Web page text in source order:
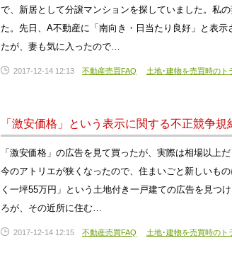
で、新居として分譲マンションを探していました。私
た。先日、A不動産に「南向き・日当たり良好」と表
たが、妻も気に入ったので…
2017-12-14 12:13 不動産売買FAQ 土地･建物を売買時のト
「激安価格」という表示に関する不正競争規
「激安価格」の広告を見て買ったが、実際は相場以上
今のアトリエが狭くなったので、住まいごと新しいも
く一坪55万円」という土地付き一戸建ての広告を見つ
ろが、その近所に住む…
2017-12-14 12:15 不動産売買FAQ 土地･建物を売買時のト